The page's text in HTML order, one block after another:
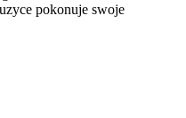
pokonuje swoje